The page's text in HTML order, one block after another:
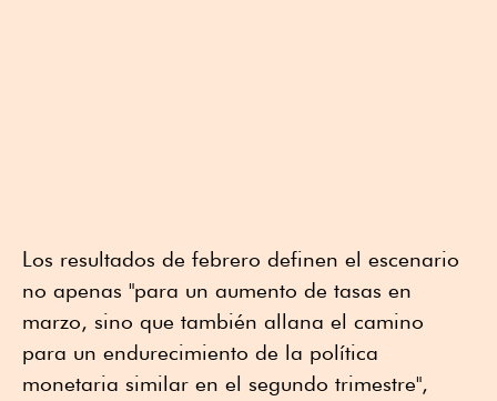
Los resultados de febrero definen el escenario
no apenas "para un aumento de tasas en
marzo, sino que también allana el camino
para un endurecimiento de la política
monetaria similar en el segundo trimestre",